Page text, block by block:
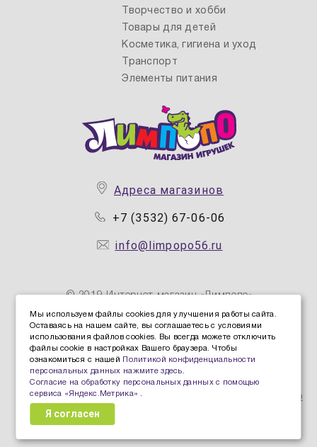
Адреса магазинов
+7 (3532) 67-06-06
info@limpopo56.ru
© 2019 Интернет магазин «Лимпопо»
Политика конфиденциальности персональных данных
Политика защиты и обработки персональных данных
Согласие Пользователя на обработку персональных
данных
Согласие на обработку персональных данных с помощью
сервиса «Яндекс.Метрика»
Творчество и хобби
Товары для детей
Косметика, гигиена и уход
Транспорт
Элементы питания
Мы используем файлы cookies для улучшения работы сайта.
Оставаясь на нашем сайте, вы соглашаетесь с условиями
использования файлов cookies. Вы всегда можете отключить
файлы cookie в настройках Вашего браузера. Чтобы
ознакомиться с нашей
Политикой конфиденциальности
персональных данных нажмите здесь .
Согласие на обработку персональных данных с помощью
сервиса «Яндекс.Метрика» .
Я согласен